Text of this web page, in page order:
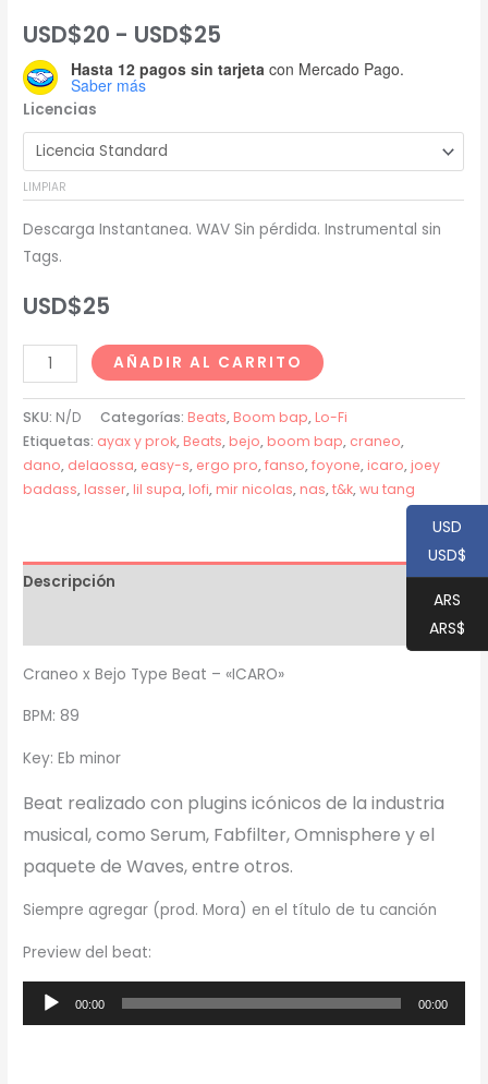
USD$20 - USD$25
de
USD$20
hasta
Hasta 12 pagos sin tarjeta con Mercado Pago.
Saber más
Licencias
LIMPIAR
Descarga Instantanea. WAV Sin pérdida. Instrumental sin
Tags.
USD$25
Craneo
x
Bejo
Type
Beat
-
AÑADIR AL CARRITO
SKU: N/D Categorías: Beats, Boom bap, Lo-Fi
Etiquetas: ayax y prok, Beats, bejo, boom bap, craneo,
dano, delaossa, easy-s, ergo pro,fanso,foyone, icaro, joey
badass, lasser, lil supa, lofi, mir nicolas, nas,t&k,wu tang
Descripción
Craneo x Bejo Type Beat – «ICARO»
BPM: 89
Key: Eb minor
Beat realizado con plugins icónicos de la industria
musical, como Serum, Fabfilter, Omnisphere y el
paquete de Waves, entre otros.
Siempre agregar (prod. Mora) en el título de tu canción
Preview del beat:
Reproductor
de
00:00 00:00
USD
USD$
ARS
ARS$